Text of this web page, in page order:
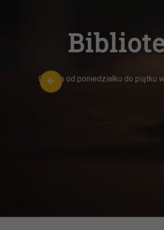
ul.
Czynna od poniedziałku do piątku w